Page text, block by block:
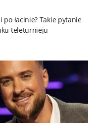
łacinie? Takie pytanie
teleturnieju